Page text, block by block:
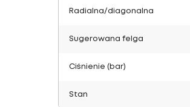
Radialna/diagonalna
Sugerowana felga
Ciśnienie (bar)
Stan